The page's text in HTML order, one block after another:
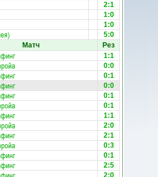
2:1
1:0
1:0
5:0
Матч Рез
1:1
0:0
0:1
0:0
0:1
0:1
1:1
2:0
2:1
0:3
0:1
2:5
2:0